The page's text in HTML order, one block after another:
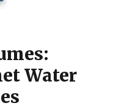
Water